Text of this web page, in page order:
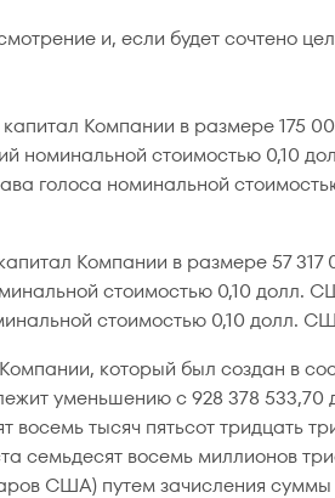
и, если будет сочтено
Компании в размере 175
номинальной стоимостью 0,10
голоса номинальной
Компании в размере 57
стоимостью 0,10 долл.
стоимостью 0,10 долл.
который был создан в
уменьшению с 928 378
восемь тысяч пятьсот тридцать
семьдесят восемь миллионов
США) путем зачисления